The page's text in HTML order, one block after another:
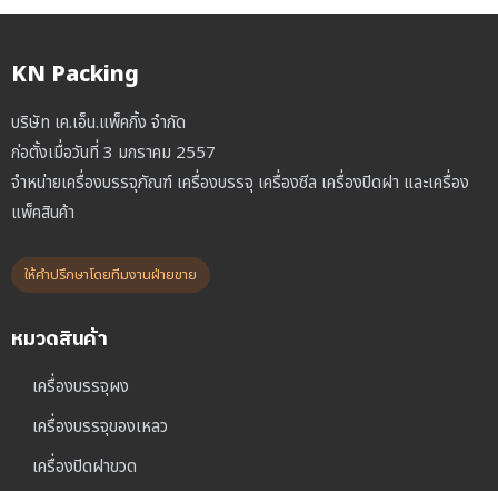
KN Packing
บริษัท เค.เอ็น.แพ็คกิ้ง จำกัด
ก่อตั้งเมื่อวันที่ 3 มกราคม 2557
จำหน่ายเครื่องบรรจุภัณฑ์ เครื่องบรรจุ เครื่องซีล เครื่องปิดฝา และเครื่อง
แพ็คสินค้า
ให้คำปรึกษาโดยทีมงานฝ่ายขาย
หมวดสินค้า
เครื่องบรรจุผง
เครื่องบรรจุของเหลว
เครื่องปิดฝาขวด